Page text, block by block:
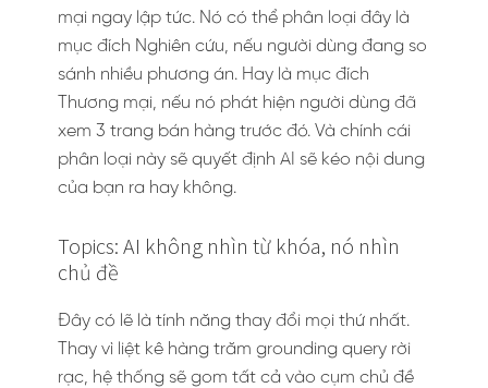
mại ngay lập tức. Nó có thể phân loại đây là
mục đích Nghiên cứu, nếu người dùng đang so
sánh nhiều phương án. Hay là mục đích
Thương mại, nếu nó phát hiện người dùng đã
xem 3 trang bán hàng trước đó. Và chính cái
phân loại này sẽ quyết định AI sẽ kéo nội dung
của bạn ra hay không.
Topics: AI không nhìn từ khóa, nó nhìn
chủ đề
Đây có lẽ là tính năng thay đổi mọi thứ nhất.
Thay vì liệt kê hàng trăm grounding query rời
rạc, hệ thống sẽ gom tất cả vào cụm chủ đề